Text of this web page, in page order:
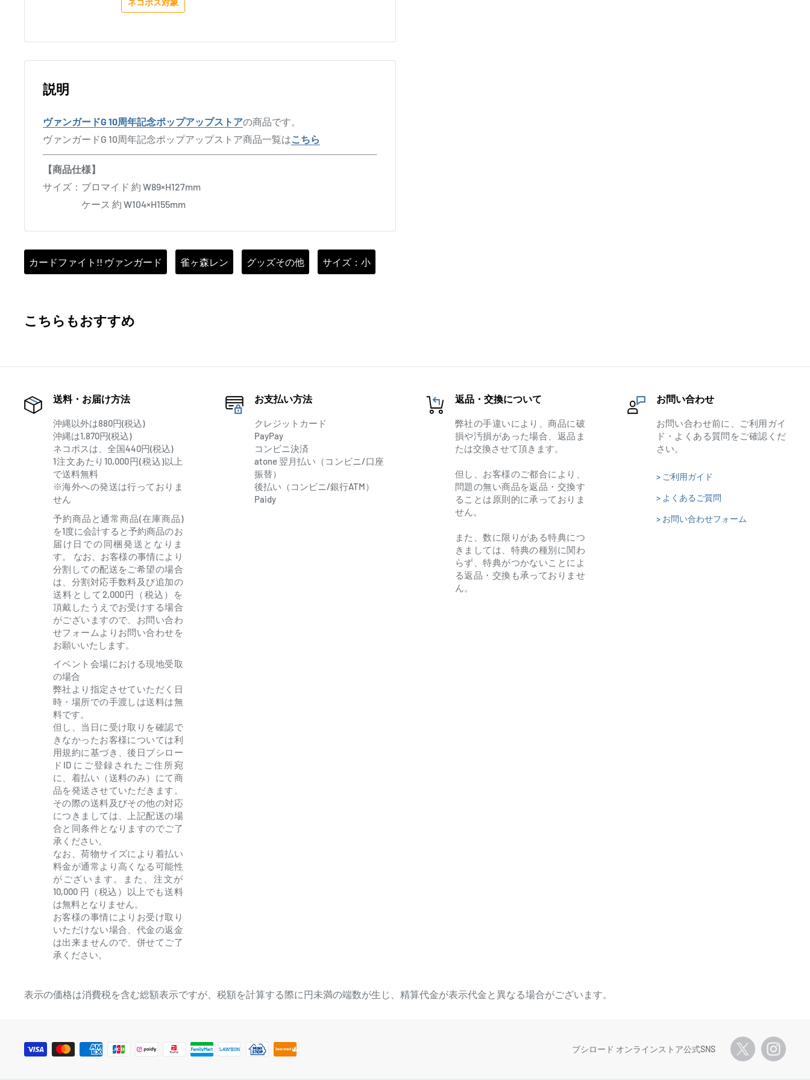
ネコポス対象
説明
ヴァンガードG 10周年記念ポップアップストアの商品です。
ヴァンガードG 10周年記念ポップアップストア商品一覧はこちら
【商品仕様】
サイズ：ブロマイド 約 W89×H127mm
ケース 約 W104×H155mm
カードファイト!! ヴァンガード 雀ヶ森レン グッズその他 サイズ：小
こちらもおすすめ
送料・お届け方法
沖縄以外は880円(税込)
沖縄は1,870円(税込)
ネコポスは、全国440円(税込)
1注文あたり10,000円(税込)以上
で送料無料
※海外への発送は行っておりま
せん
予約商品と通常商品(在庫商品)
を1度に会計すると予約商品のお
届け日での同梱発送となりま
す。 なお、お客様の事情により
分割しての配送をご希望の場合
は、分割対応手数料及び追加の
送料として2,000円（税込）を
頂戴したうえでお受けする場合
がございますので、お問い合わ
せフォームよりお問い合わせを
お願いいたします。
イベント会場における現地受取
の場合
弊社より指定させていただく日
時・場所での手渡しは送料は無
料です。
但し、当日に受け取りを確認で
きなかったお客様については利
用規約に基づき、後日ブシロー
ドID にご登録されたご住所宛
に、着払い（送料のみ）にて商
品を発送させていただきます。
その際の送料及びその他の対応
につきましては、上記配送の場
合と同条件となりますのでご了
承ください。
なお、荷物サイズにより着払い
料金が通常より高くなる可能性
がございます。また、注文が
10,000 円（税込）以上でも送料
は無料となりません。
お客様の事情によりお受け取り
いただけない場合、代金の返金
は出来ませんので、併せてご了
承ください。
お支払い方法
クレジットカード
PayPay
コンビニ決済
atone 翌月払い（コンビニ/口座
振替）
後払い（コンビニ/銀行ATM）
Paidy
返品・交換について
弊社の手違いにより、商品に破
損や汚損があった場合、返品ま
たは交換させて頂きます。
但し、お客様のご都合により、
問題の無い商品を返品・交換す
ることは原則的に承っておりま
せん。
また、数に限りがある特典につ
きましては、特典の種別に関わ
らず、特典がつかないことによ
る返品・交換も承っておりませ
ん。
お問い合わせ
お問い合わせ前に、ご利用ガイ
ド・よくある質問をご確認くだ
さい。
> ご利用ガイド
> よくあるご質問
> お問い合わせフォーム
表示の価格は消費税を含む総額表示ですが、税額を計算する際に円未満の端数が生じ、精算代金が表示代金と異なる場合がございます。
ブシロード オンラインストア公式SNS